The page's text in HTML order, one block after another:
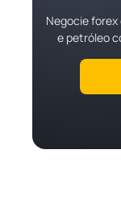
Negocie forex
e petróleo